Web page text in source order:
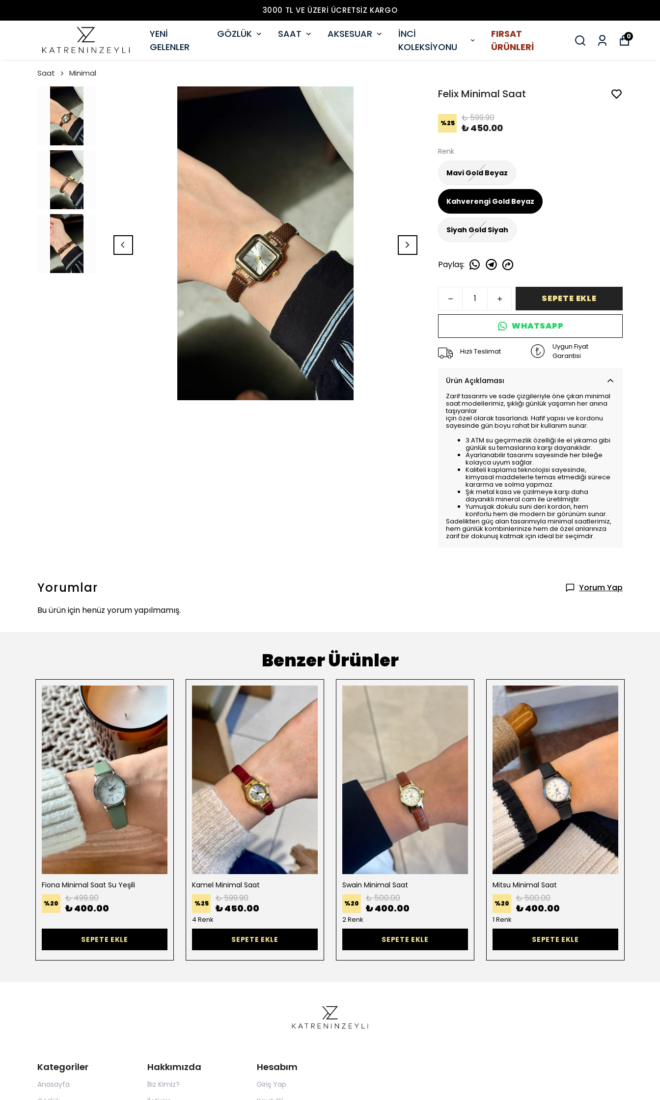
3000 TL VE ÜZERİ ÜCRETSİZ KARGO
YENİ
GELENLER
GÖZLÜK SAAT AKSESUAR
İNCİ
KOLEKSİYONU
FIRSAT
ÜRÜNLERİ
0
Saat Minimal
Felix Minimal Saat
%25 ₺ 599.90
₺ 450.00
Renk
Mavi Gold Beyaz
Kahverengi Gold Beyaz
Siyah Gold Siyah
Paylaş:
SEPETE EKLE
WHATSAPP
Hızlı Teslimat
Uygun Fiyat
Garantisi
Ürün Açıklaması
Zarif tasarımı ve sade çizgileriyle öne çıkan minimal
saat modellerimiz, şıklığı günlük yaşamın her anına
taşıyanlar
için özel olarak tasarlandı. Hafif yapısı ve kordonu
sayesinde gün boyu rahat bir kullanım sunar.
3 ATM su geçirmezlik özelliği ile el yıkama gibi
günlük su temaslarına karşı dayanıklıdır.
Ayarlanabilir tasarımı sayesinde her bileğe
kolayca uyum sağlar.
Kaliteli kaplama teknolojisi sayesinde,
kimyasal maddelerle temas etmediği sürece
kararma ve solma yapmaz.
Şık metal kasa ve çizilmeye karşı daha
dayanıklı mineral cam ile üretilmiştir.
Yumuşak dokulu suni deri kordon, hem
konforlu hem de modern bir görünüm sunar.
Sadelikten güç alan tasarımıyla minimal saatlerimiz,
hem günlük kombinlerinize hem de özel anlarınıza
zarif bir dokunuş katmak için ideal bir seçimdir.
Yorumlar
Yorum Yap
Bu ürün için henüz yorum yapılmamış.
Benzer Ürünler
Fiona Minimal Saat Su Yeşili
%20 ₺ 499.90
₺ 400.00
SEPETE EKLE
Kamel Minimal Saat
%25 ₺ 599.90
₺ 450.00
4 Renk
SEPETE EKLE
Swain Minimal Saat
%20 ₺ 500.00
₺ 400.00
2 Renk
SEPETE EKLE
Mitsu Minimal Saat
%20 ₺ 500.00
₺ 400.00
1 Renk
SEPETE EKLE
Kategoriler
Anasayfa
Hakkımızda
Biz Kimiz?
Hesabım
Giriş Yap